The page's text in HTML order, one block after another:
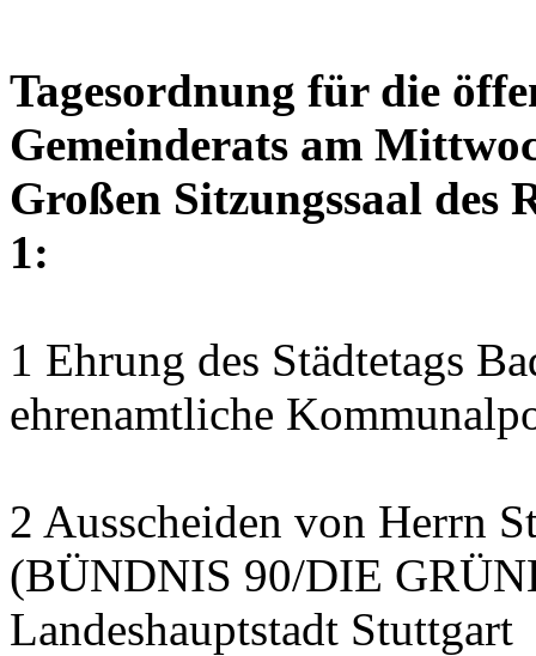
Tagesordnung für die
Gemeinderats am
Großen Sitzungssaal des
1:
1 Ehrung des Städtetags
ehrenamtliche
2 Ausscheiden von Herrn
(BÜNDNIS 90/DIE
Landeshauptstadt Stuttgart